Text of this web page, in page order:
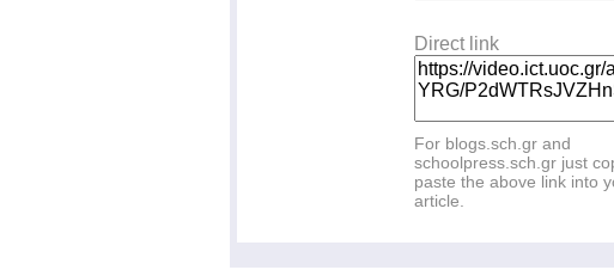
Direct link
For blogs.sch.gr and
schoolpress.sch.gr just
paste the above link into
article.